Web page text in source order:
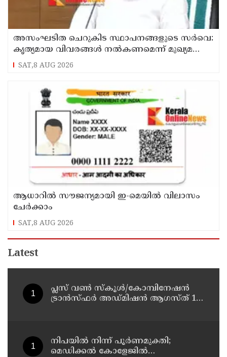
അസംഘടിത ചെറുകിട സ്ഥാപനങ്ങളുടെ സർവെ:
കൃത്യമായ വിവരങ്ങൾ നൽകണമെന്ന് മുഖ്യമന്ത്രി
വി ഡി സതീശൻ
SAT,8 AUG 2026
ആധാറിൽ സൗജന്യമായി ഇ-മെയിൽ വിലാസം
ചേർക്കാം
SAT,8 AUG 2026
Latest
പ്ലസ് വൺ സ്‌കൂൾ/കോമ്പിനേഷൻ
ട്രാൻസ്ഫർ അഡ്മിഷൻ ആഗസ്ത് 10,
നിപയിൽ നിന്ന് പൂർണമുക്തി;
മെഡിക്കൽ കോളേജിൽ